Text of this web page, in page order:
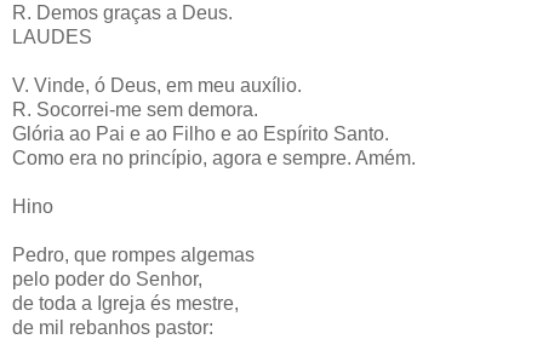
R. Demos graças a Deus.
LAUDES
V. Vinde, ó Deus, em meu auxílio.
R. Socorrei-me sem demora.
Glória ao Pai e ao Filho e ao Espírito Santo.
Como era no princípio, agora e sempre. Amém.
Hino
Pedro, que rompes algemas
pelo poder do Senhor,
de toda a Igreja és mestre,
de mil rebanhos pastor: